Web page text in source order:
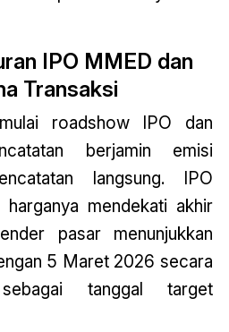
IPO MMED dan
Transaksi
roadshow IPO dan
berjamin emisi
langsung. IPO
harganya mendekati akhir
pasar menunjukkan
5 Maret 2026 secara
tanggal target